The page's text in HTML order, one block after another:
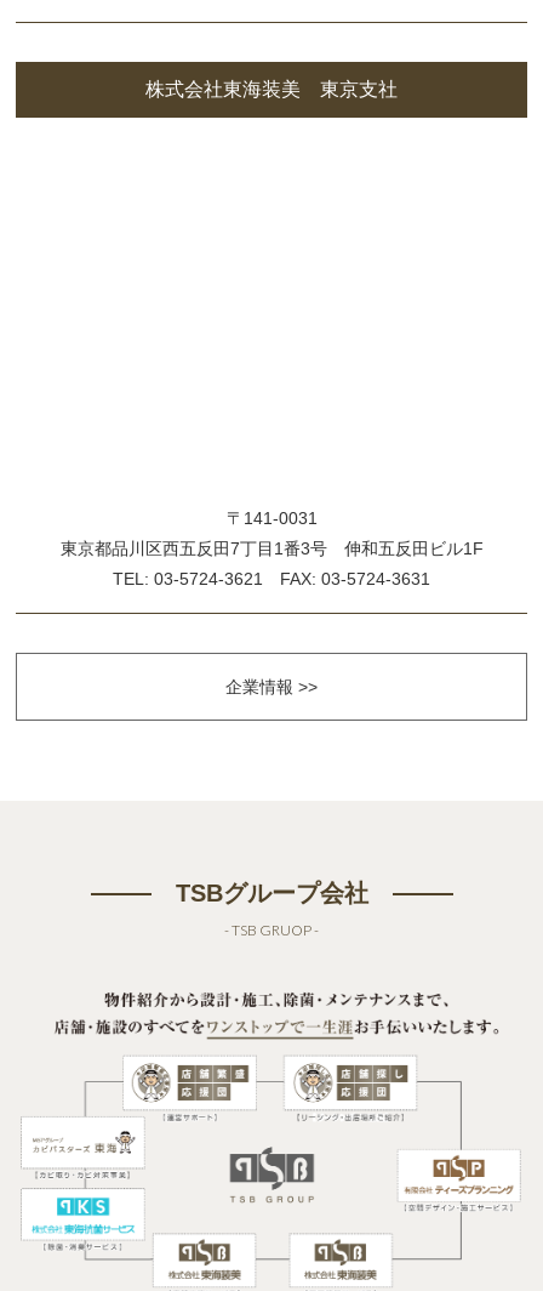
株式会社東海装美 東京支社
〒141-0031
東京都品川区西五反田7丁目1番3号 伸和五反田ビル1F
TEL: 03-5724-3621 FAX: 03-5724-3631
企業情報 >>
TSBグループ会社
- TSB GRUOP -